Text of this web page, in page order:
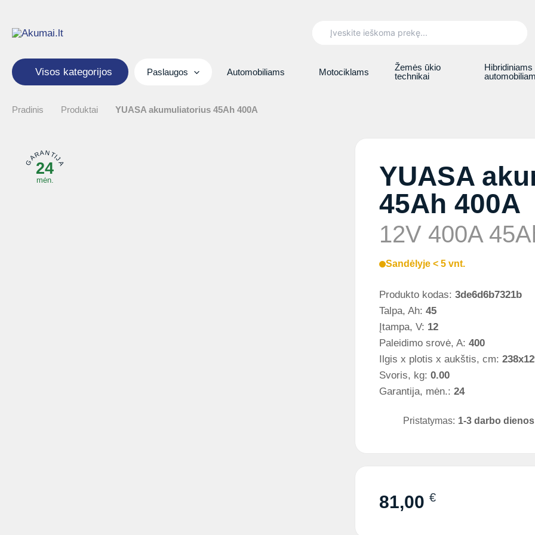
turinio
Visos kategorijos Paslaugos Automobiliams Motociklams
Žemės ūkio
technikai
Hibridiniams
Pradinis Produktai YUASA akumuliatorius 45Ah 400A
GARANTIJA
24
mėn.
YUASA
45Ah 400A
12V 400A
Sandėlyje < 5 vnt.
Produkto kodas: 3de6d6b7321b
Talpa, Ah: 45
Įtampa, V: 12
Paleidimo srovė, A: 400
Ilgis x plotis x aukštis, cm:
Svoris, kg: 0.00
Garantija, mėn.: 24
Pristatymas: 1-3 darbo dienos
81,00 €